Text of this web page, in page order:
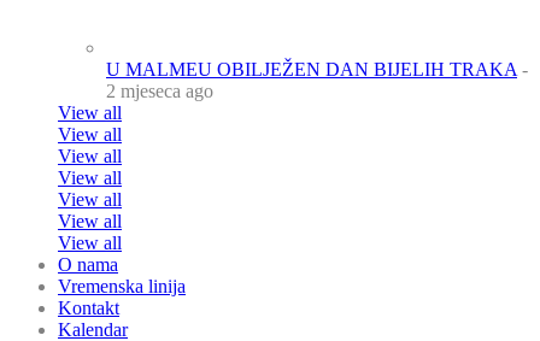
U MALMEU OBILJEŽEN DAN BIJELIH TRAKA -
2 mjeseca ago
View all
View all
View all
View all
View all
View all
View all
O nama
Vremenska linija
Kontakt
Kalendar